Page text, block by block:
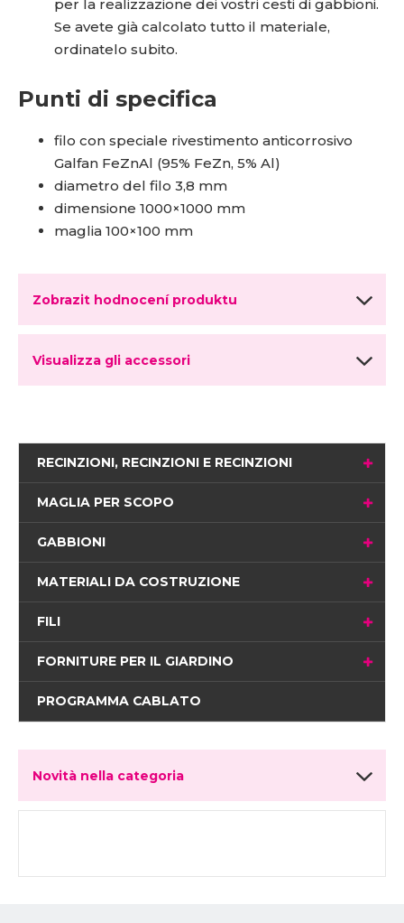
per la realizzazione dei vostri cesti di gabbioni.
Se avete già calcolato tutto il materiale,
ordinatelo subito.
Punti di specifica
filo con speciale rivestimento anticorrosivo
Galfan FeZnAl (95% FeZn, 5% Al)
diametro del filo 3,8 mm
dimensione 1000×1000 mm
maglia 100×100 mm
Zobrazit hodnocení produktu
Visualizza gli accessori
RECINZIONI, RECINZIONI E RECINZIONI
MAGLIA PER SCOPO
GABBIONI
MATERIALI DA COSTRUZIONE
FILI
FORNITURE PER IL GIARDINO
PROGRAMMA CABLATO
Novità nella categoria